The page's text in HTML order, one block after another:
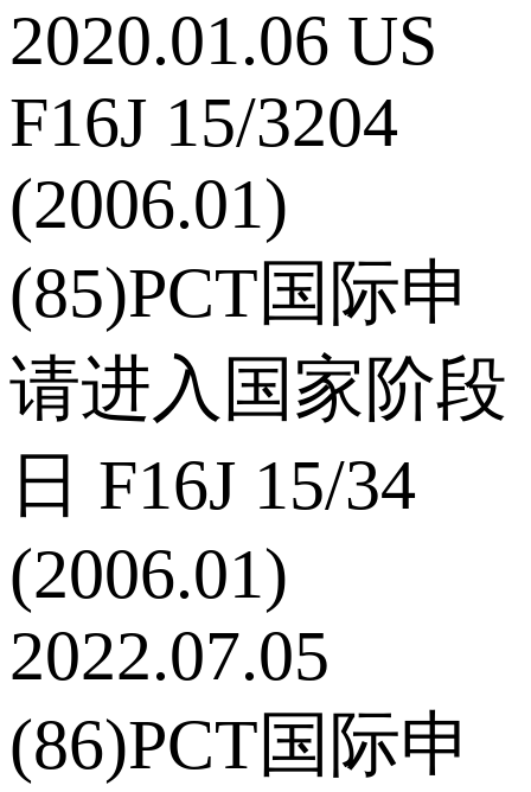
2020.01.06 US
F16J 15/3204
(2006.01)
(85)PCT国际申
请进入国家阶段
日 F16J 15/34
(2006.01)
2022.07.05
(86)PCT国际申